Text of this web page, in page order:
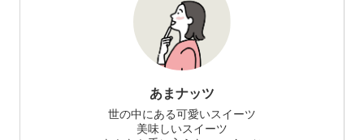
あまナッツ
世の中にある可愛いスイーツ
美味しいスイーツ